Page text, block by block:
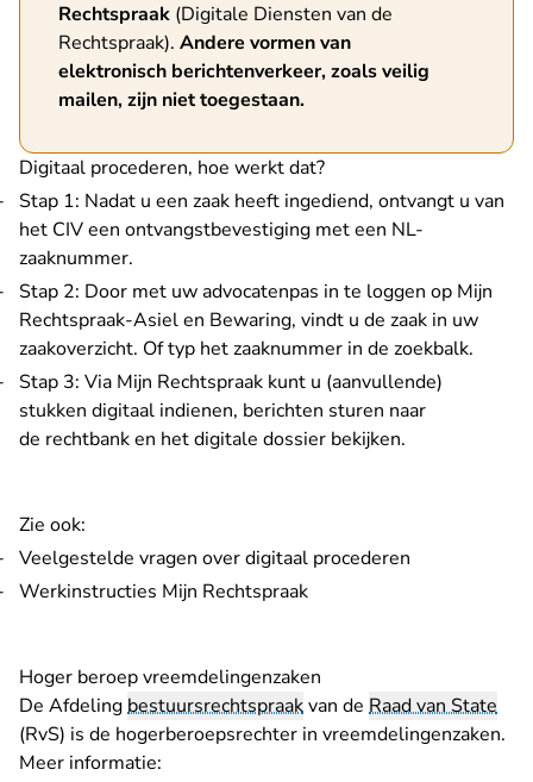
Rechtspraak (Digitale Diensten van de
Rechtspraak- U verlaat Rechtspraak.nl
). Andere vormen van
elektronisch berichtenverkeer, zoals veilig
mailen, zijn niet toegestaan.
Digitaal procederen, hoe werkt dat?
Stap 1: Nadat u een zaak heeft ingediend, ontvangt u van
het CIV een ontvangstbevestiging met een NL-
zaaknummer.
Stap 2: Door met uw advocatenpas in te loggen op Mijn
Rechtspraak-Asiel en Bewaring, vindt u de zaak in uw
zaakoverzicht. Of typ het zaaknummer in de zoekbalk.
Stap 3: Via Mijn Rechtspraak kunt u (aanvullende)
stukken digitaal indienen, berichten sturen naar
de rechtbank en het digitale dossier bekijken.
Zie ook:
Veelgestelde vragen over digitaal procederen
Werkinstructies Mijn Rechtspraak
Hoger beroep vreemdelingenzaken
De Afdelingbestuursrechtspraakvan de Raad van State
(RvS) is de hogerberoepsrechter in vreemdelingenzaken.
Meer informatie: